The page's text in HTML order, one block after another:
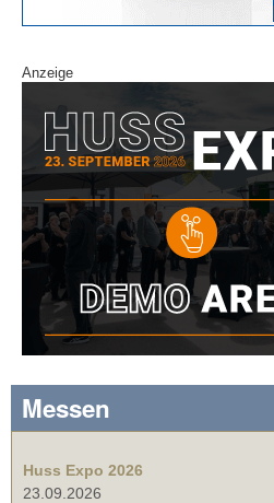
Anzeige
Messen
Huss Expo 2026
23.09.2026